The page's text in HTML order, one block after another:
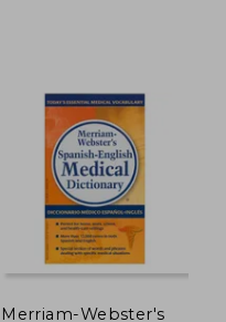
Merriam-Webster's